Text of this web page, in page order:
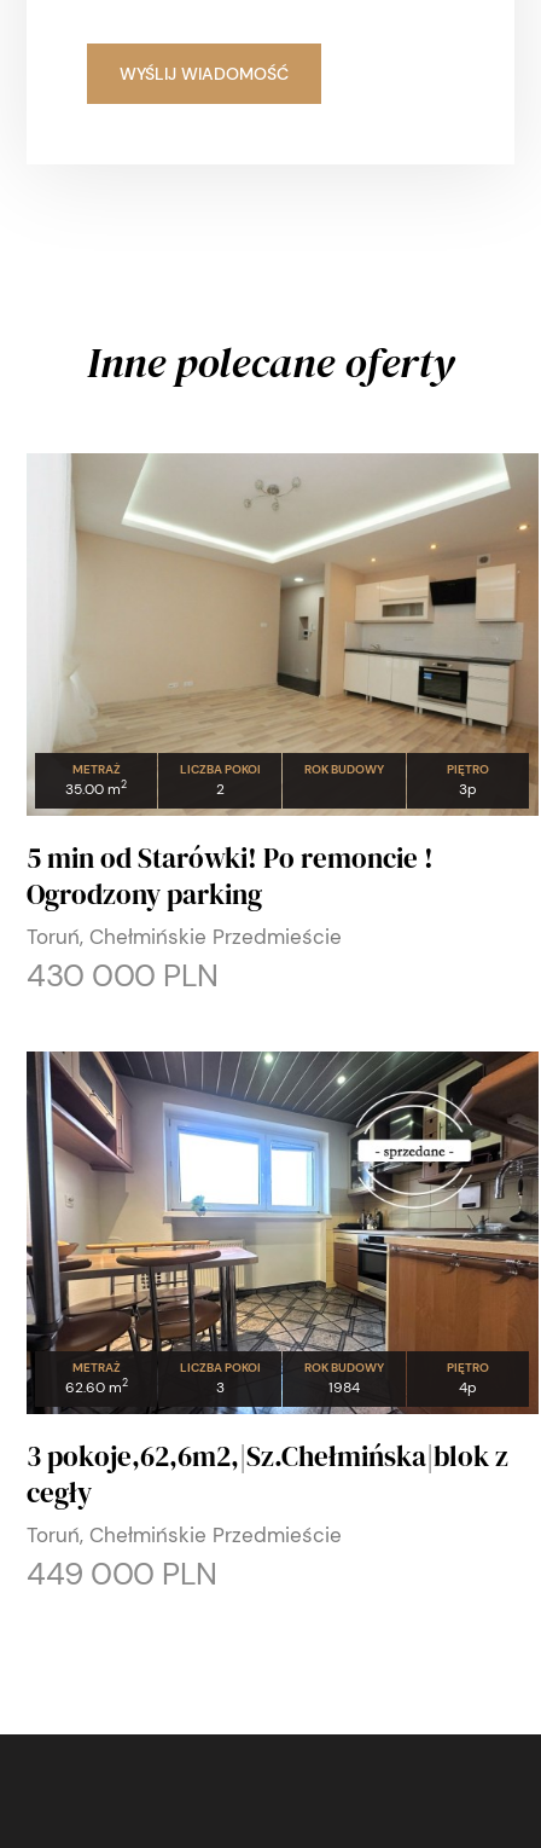
Inne polecane oferty
METRAŻ
35.00 m2
LICZBA POKOI
2
ROK BUDOWY PIĘTRO
3p
5 min od Starówki! Po remoncie !
Ogrodzony parking
Toruń, Chełmińskie Przedmieście
430 000 PLN
METRAŻ
62.60 m2
LICZBA POKOI
3
ROK BUDOWY
1984
PIĘTRO
4p
3 pokoje,62,6m2,|Sz.Chełmińska|blok z
cegły
Toruń, Chełmińskie Przedmieście
449 000 PLN